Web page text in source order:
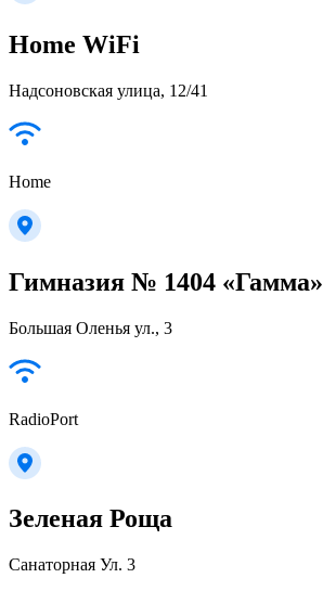
Home WiFi
Надсоновская улица, 12/41
Home
Гимназия № 1404 «Гамма»
Большая Оленья ул., 3
RadioPort
Зеленая Роща
Санаторная Ул. 3